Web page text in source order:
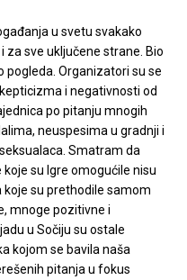
u svetu svakako
za sve uključene strane. Bio
pogleda. Organizatori su se
i negativnosti od
po pitanju mnogih
neuspesima u gradnji i
Smatram da
su Igre omogućile nisu
su prethodile samom
mnoge pozitivne i
u Sočiju su ostale
kojom se bavila naša
pitanja u fokus